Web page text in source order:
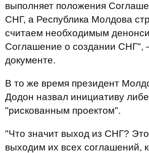
выполняет положения
СНГ, а Республика Молдова
считаем необходимым
Соглашение о создании СНГ",
документе.
В то же время президент
Додон назвал инициативу
"рискованным проектом".
"Что значит выход из СНГ?
выходим их всех соглашений,